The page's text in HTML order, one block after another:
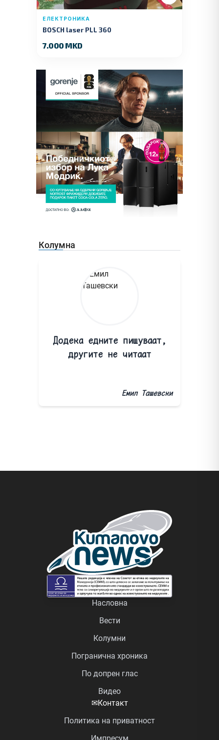
ЕЛЕКТРОНИКА
BOSCH laser PLL 360
7.000 MKD
Колумна
Додека едните пишуваат,
другите не читаат
Емил Ташевски
Насловна
Вести
Колумни
Погранична хроника
По допрен глас
Видео
✉Контакт
Политика на приватност